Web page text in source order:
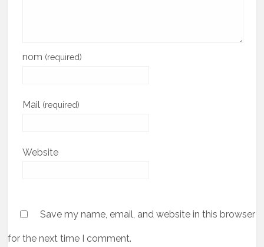
nom (required)
Mail (required)
Website
Save my name, email, and website in this browser
for the next time I comment.